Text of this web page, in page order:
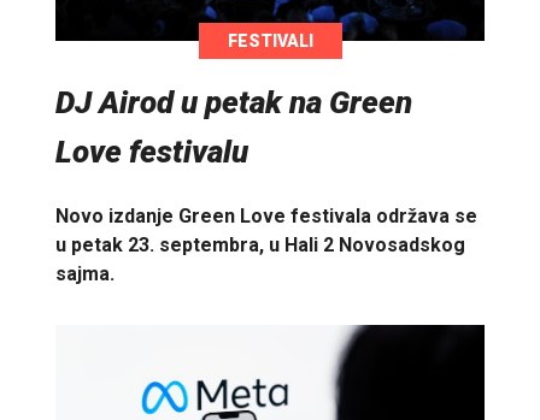
FESTIVALI
DJ Airod u petak na Green
Love festivalu
Novo izdanje Green Love festivala održava se
u petak 23. septembra, u Hali 2 Novosadskog
sajma.